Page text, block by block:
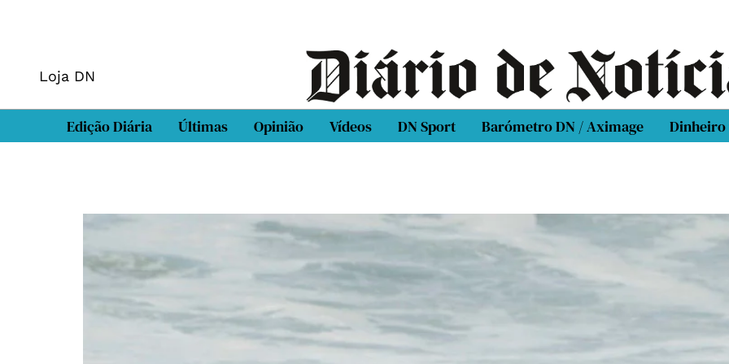
Loja DN
Edição Diária Últimas Opinião Vídeos DN Sport Barómetro DN / Aximage Dinheiro